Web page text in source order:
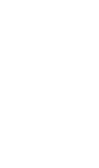
contare
e
il proprio